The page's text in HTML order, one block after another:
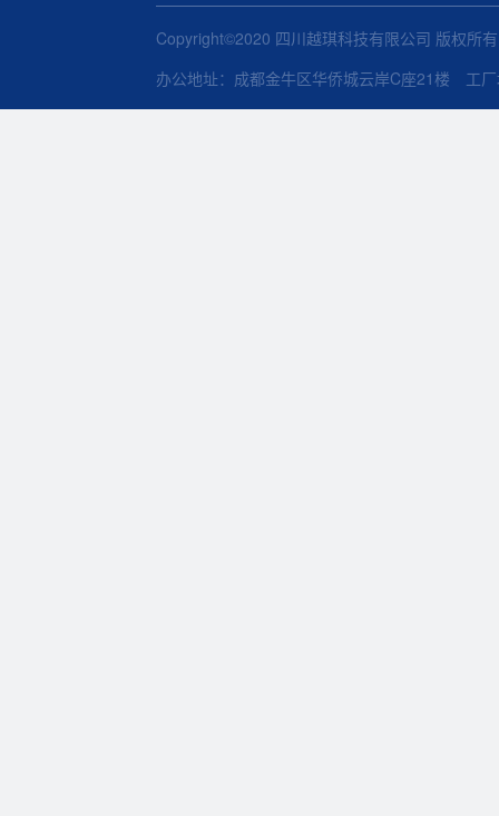
Copyright©2020 四川越琪科技有限公司 版权所
办公地址：成都金牛区华侨城云岸C座21楼 工